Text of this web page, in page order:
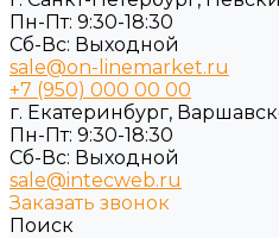
Пн-Пт: 9:30-18:30
Cб-Вс: Выходной
sale@on-linemarket.ru
+7 (950) 000 00 00
г. Екатеринбург,
Пн-Пт: 9:30-18:30
Cб-Вс: Выходной
sale@intecweb.ru
Заказать звонок
Поиск